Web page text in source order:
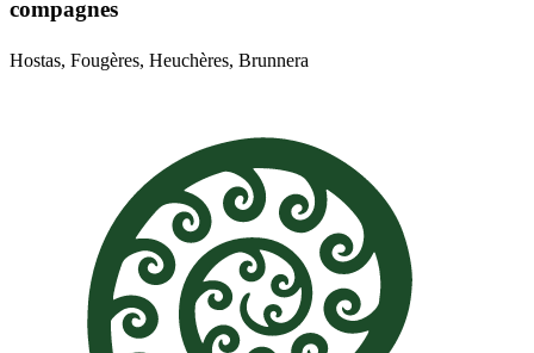
compagnes
Hostas, Fougères, Heuchères, Brunnera